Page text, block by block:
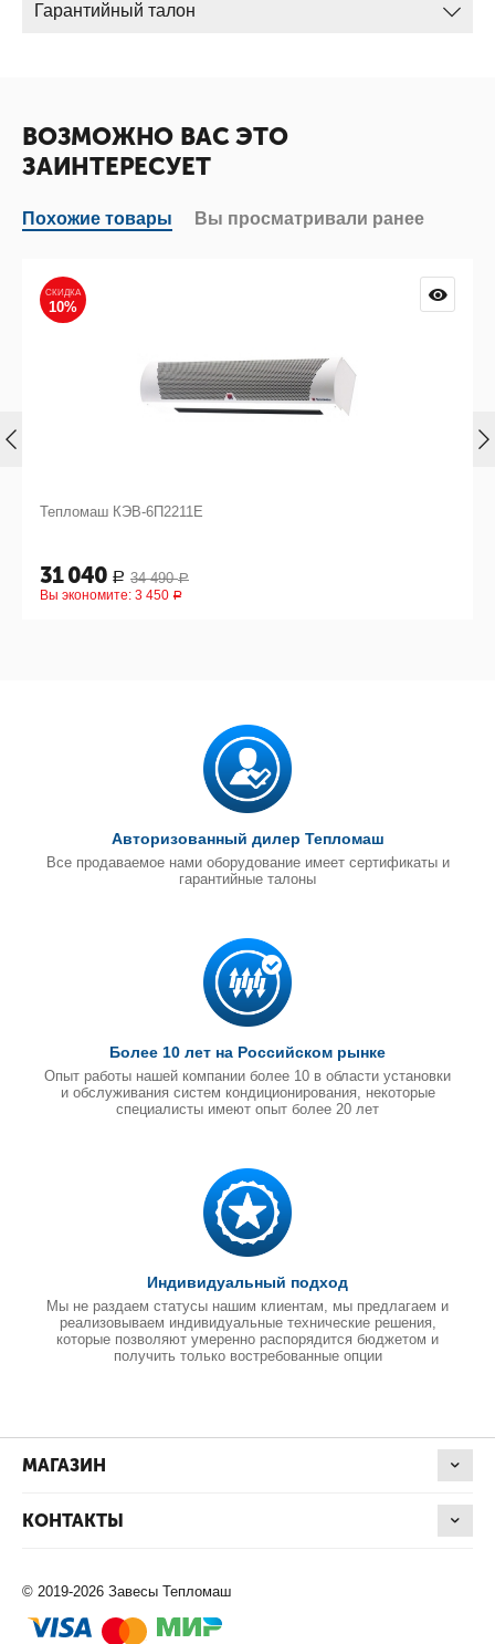
Гарантийный талон
ВОЗМОЖНО ВАС ЭТО
ЗАИНТЕРЕСУЕТ
Похожие товары Вы просматривали ранее
СКИДКА
10%
Тепломаш КЭВ-6П2211Е
31 040 Р 34 490 Р
Вы экономите: 3 450 Р
Авторизованный дилер Тепломаш
Все продаваемое нами оборудование имеет сертификаты и
гарантийные талоны
Более 10 лет на Российском рынке
Опыт работы нашей компании более 10 в области установки
и обслуживания систем кондиционирования, некоторые
специалисты имеют опыт более 20 лет
Индивидуальный подход
Мы не раздаем статусы нашим клиентам, мы предлагаем и
реализовываем индивидуальные технические решения,
которые позволяют умеренно распорядится бюджетом и
получить только востребованные опции
МАГАЗИН
КОНТАКТЫ
© 2019-2026 Завесы Тепломаш